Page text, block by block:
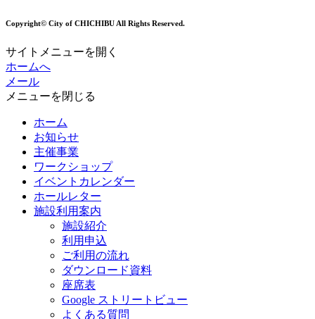
Copyright© City of CHICHIBU All Rights Reserved.
サイトメニューを開く
ホームへ
メール
メニューを閉じる
ホーム
お知らせ
主催事業
ワークショップ
イベントカレンダー
ホールレター
施設利用案内
施設紹介
利用申込
ご利用の流れ
ダウンロード資料
座席表
Google ストリートビュー
よくある質問